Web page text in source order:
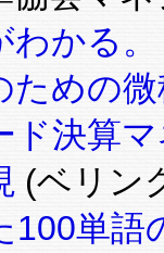
わかる
ための微
ド決算
(ベリン
100単語